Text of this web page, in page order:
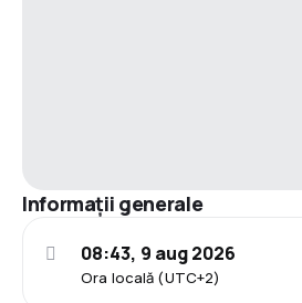
Informații generale
Ora locală (UTC+2)
08:43, 9 aug 2026